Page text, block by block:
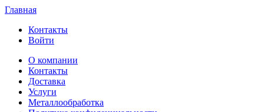
Главная
Контакты
Войти
О компании
Контакты
Доставка
Услуги
Металлообработка